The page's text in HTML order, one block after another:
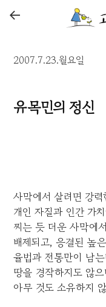
←
2007.7.23.월요일
유목민의 정신
사막에서 살려면 강
개인 자질과 인간 가
찌는 듯 더운 사막에
배제되고, 응결된 높
율법과 전통만이 남
땅을 경작하지도 않
아무 것도 소유하지